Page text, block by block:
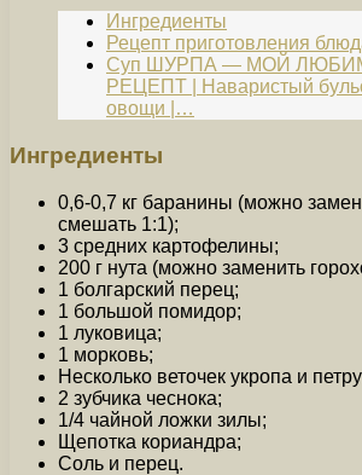
Ингредиенты
Рецепт приготовления
Суп ШУРПА — МОЙ
РЕЦЕПТ | Наваристый
овощи |…
Ингредиенты
0,6-0,7 кг баранины (можно
смешать 1:1);
3 средних картофелины;
200 г нута (можно заменить
1 болгарский перец;
1 большой помидор;
1 луковица;
1 морковь;
Несколько веточек укропа и
2 зубчика чеснока;
1/4 чайной ложки зилы;
Щепотка кориандра;
Соль и перец.